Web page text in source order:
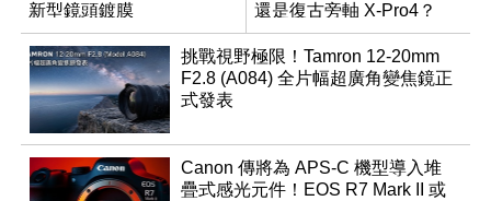
新型鏡頭鍍膜
還是復古旁軸 X-Pro4？
挑戰視野極限！Tamron 12-20mm
F2.8 (A084) 全片幅超廣角變焦鏡正
式發表
Canon 傳將為 APS-C 機型導入堆
疊式感光元件！EOS R7 Mark II 或